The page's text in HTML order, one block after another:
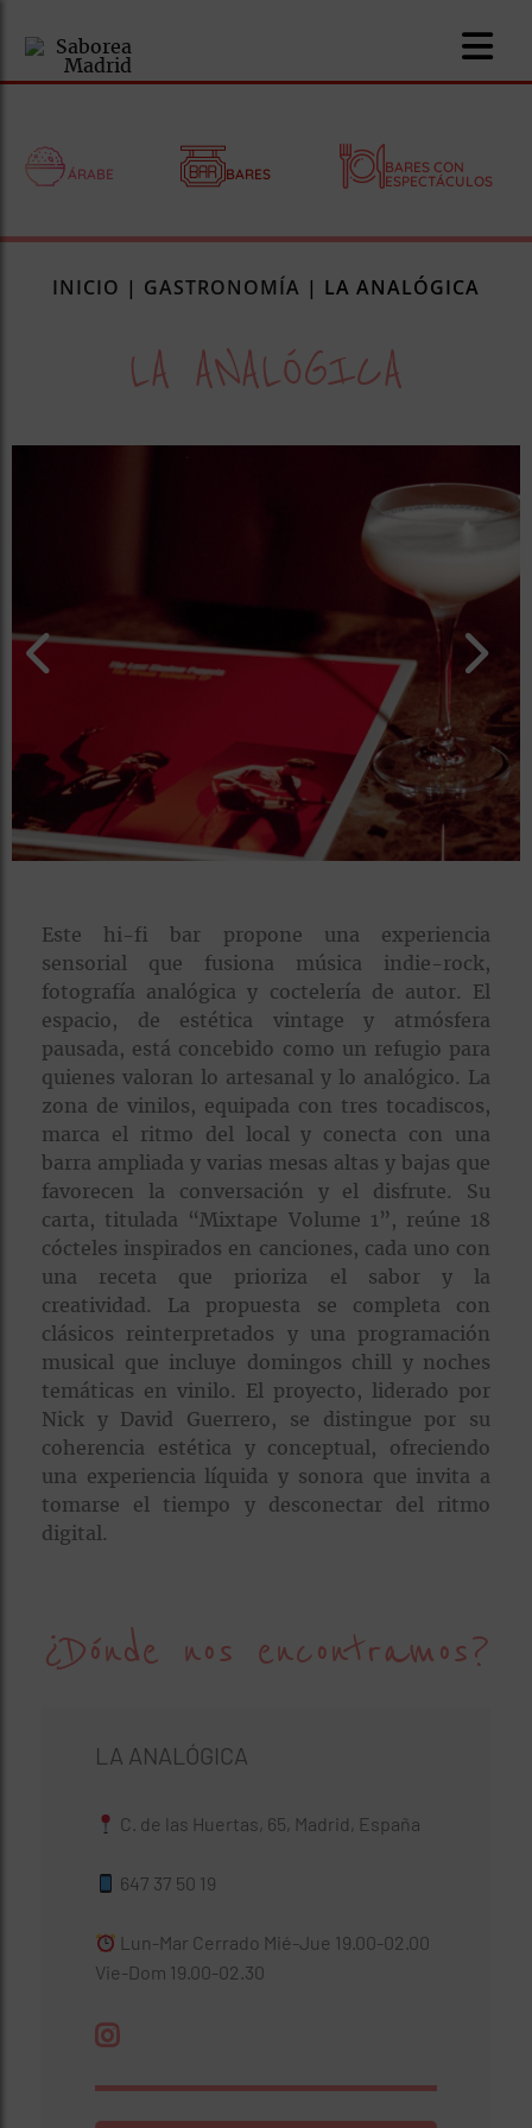
ÁRABE BARES
BARES CON
ESPECTÁCULOS
INICIO | GASTRONOMÍA | LA ANALÓGICA
LA ANALÓGICA
Este hi-fi bar propone una experiencia
sensorial que fusiona música indie-rock,
fotografía analógica y coctelería de autor. El
espacio, de estética vintage y atmósfera
pausada, está concebido como un refugio para
quienes valoran lo artesanal y lo analógico. La
zona de vinilos, equipada con tres tocadiscos,
marca el ritmo del local y conecta con una
barra ampliada y varias mesas altas y bajas que
favorecen la conversación y el disfrute. Su
carta, titulada “Mixtape Volume 1”, reúne 18
cócteles inspirados en canciones, cada uno con
una receta que prioriza el sabor y la
creatividad. La propuesta se completa con
clásicos reinterpretados y una programación
musical que incluye domingos chill y noches
temáticas en vinilo. El proyecto, liderado por
Nick y David Guerrero, se distingue por su
coherencia estética y conceptual, ofreciendo
una experiencia líquida y sonora que invita a
tomarse el tiempo y desconectar del ritmo
digital.
¿Dónde nos encontramos?
LA ANALÓGICA
C. de las Huertas, 65, Madrid, España
647 37 50 19
Lun-Mar Cerrado Mié-Jue 19.00-02.00
Vie-Dom 19.00-02.30